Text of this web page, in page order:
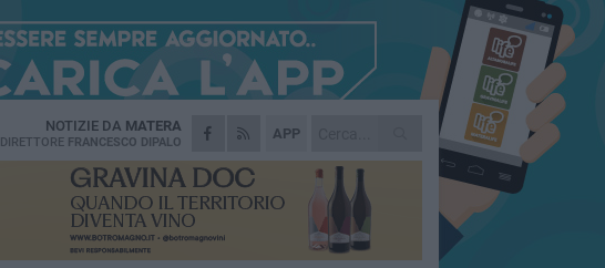
APP
NOTIZIE DA MATERA
DIRETTORE FRANCESCO DIPALO